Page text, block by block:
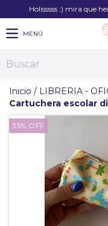
Holisssss :) mira que
MENÚ
Inicio / LIBRERIA -
Cartuchera escolar
35% OFF